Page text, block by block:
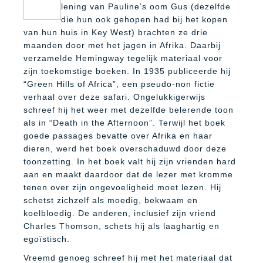
lening van Pauline’s oom Gus (dezelfde
die hun ook gehopen had bij het kopen
van hun huis in Key West) brachten ze drie
maanden door met het jagen in Afrika. Daarbij
verzamelde Hemingway tegelijk materiaal voor
zijn toekomstige boeken. In 1935 publiceerde hij
“Green Hills of Africa”, een pseudo-non fictie
verhaal over deze safari. Ongelukkigerwijs
schreef hij het weer met dezelfde belerende toon
als in “Death in the Afternoon”. Terwijl het boek
goede passages bevatte over Afrika en haar
dieren, werd het boek overschaduwd door deze
toonzetting. In het boek valt hij zijn vrienden hard
aan en maakt daardoor dat de lezer met kromme
tenen over zijn ongevoeligheid moet lezen. Hij
schetst zichzelf als moedig, bekwaam en
koelbloedig. De anderen, inclusief zijn vriend
Charles Thomson, schets hij als laaghartig en
egoïstisch.
Vreemd genoeg schreef hij met het materiaal dat